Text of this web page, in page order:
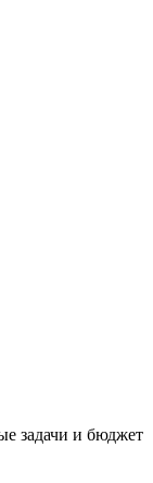
задачи и бюджет